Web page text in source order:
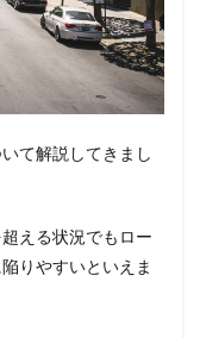
て解説してきまし
える状況でもロー
りやすいといえま